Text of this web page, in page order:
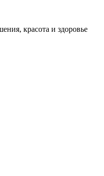
красота и здоровье